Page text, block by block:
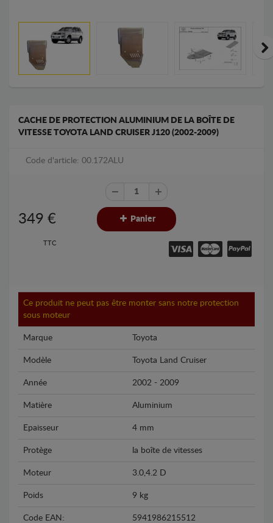
CACHE DE PROTECTION ALUMINIUM DE LA BOÎTE DE
VITESSE TOYOTA LAND CRUISER J120 (2002-2009)
Code d'article: 00.172ALU
349 €
TTC
Panier
Ce produit ne peut pas être monter sans notre protection
sous moteur
Marque Toyota
Modèle Toyota Land Cruiser
Année 2002 - 2009
Matière Aluminium
Epaisseur 4 mm
Protège la boîte de vitesses
Moteur 3.0,4.2 D
Poids 9 kg
Code EAN: 5941986215512